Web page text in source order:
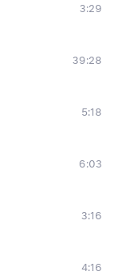
3:29
39:28
5:18
6:03
3:16
4:16